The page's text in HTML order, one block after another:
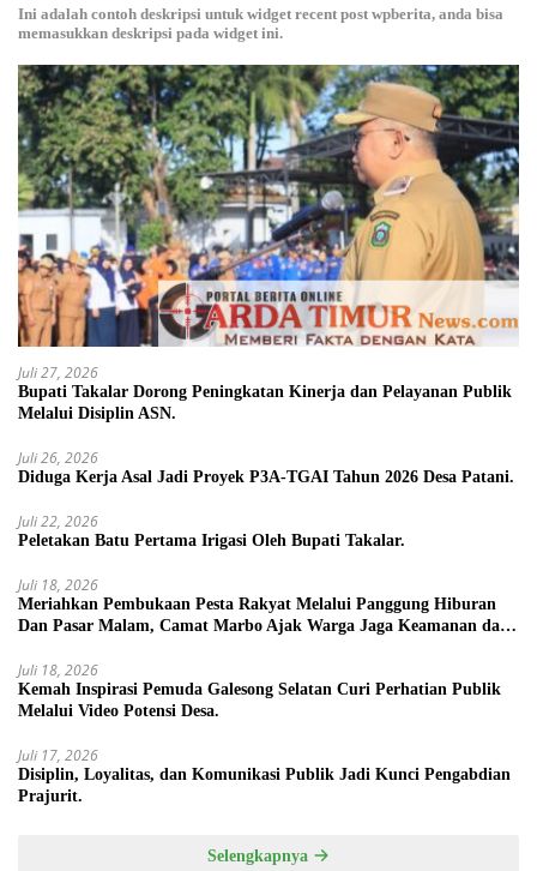
Ini adalah contoh deskripsi untuk widget recent post wpberita, anda bisa
memasukkan deskripsi pada widget ini.
Juli 27, 2026
Bupati Takalar Dorong Peningkatan Kinerja dan Pelayanan Publik
Melalui Disiplin ASN.
Juli 26, 2026
Diduga Kerja Asal Jadi Proyek P3A-TGAI Tahun 2026 Desa Patani.
Juli 22, 2026
Peletakan Batu Pertama Irigasi Oleh Bupati Takalar.
Juli 18, 2026
Meriahkan Pembukaan Pesta Rakyat Melalui Panggung Hiburan
Dan Pasar Malam, Camat Marbo Ajak Warga Jaga Keamanan dan
Juli 18, 2026
Kemah Inspirasi Pemuda Galesong Selatan Curi Perhatian Publik
Melalui Video Potensi Desa.
Juli 17, 2026
Disiplin, Loyalitas, dan Komunikasi Publik Jadi Kunci Pengabdian
Prajurit.
Selengkapnya